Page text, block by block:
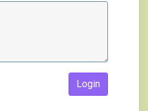
Login